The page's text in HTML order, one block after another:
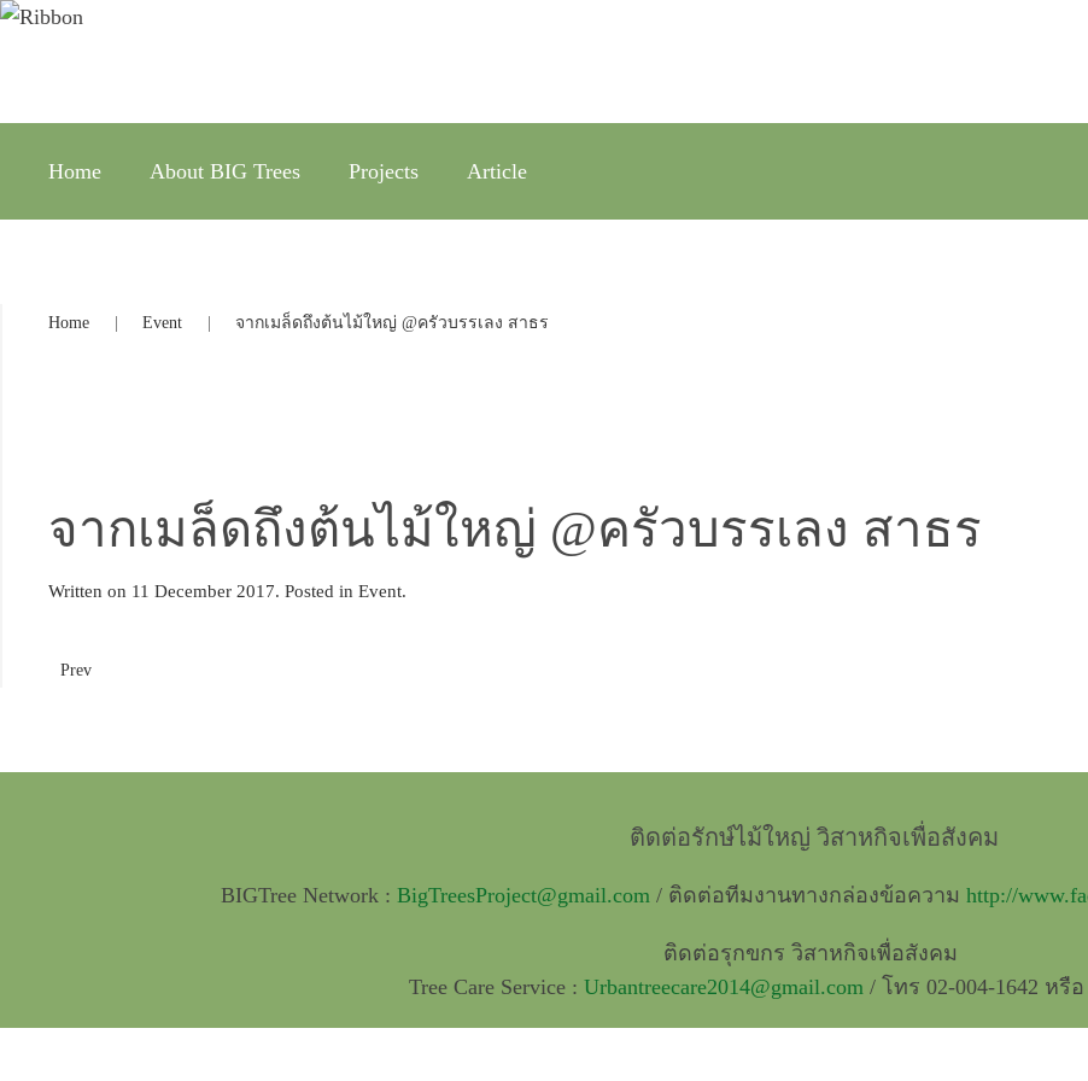
Home About BIG Trees Projects Article
Home Event จากเมล็ดถึงต้นไม้ใหญ่ @ครัวบรรเลง สาธร
จากเมล็ดถึงต้นไม้ใหญ่ @ครัวบรรเลง สาธร
Written on 11 December 2017. Posted in Event.
Prev
ติดต่อรักษ์ไม้ใหญ่ วิสาหกิจเพื่อสังคม
BIGTree Network : BigTreesProject@gmail.com / ติดต่อทีมงานทางกล่องข้อความ http://
ติดต่อรุกขกร วิสาหกิจเพื่อสังคม
Tree Care Service : Urbantreecare2014@gmail.com/ โทร 02-004-1642 หรือ